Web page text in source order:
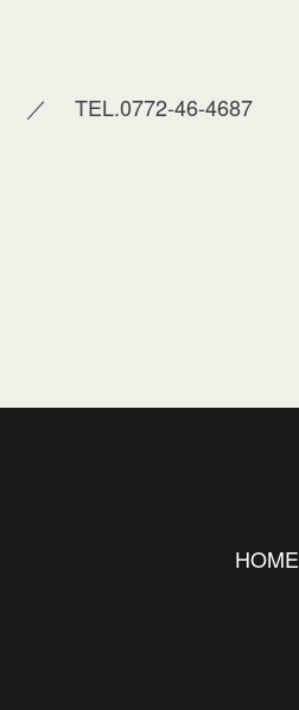
／ TEL.0772-46-4687
HOME